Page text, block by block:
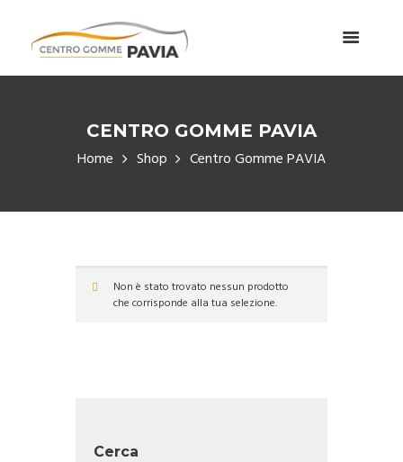
CENTRO GOMME PAVIA
Home Shop Centro Gomme PAVIA
Non è stato trovato nessun prodotto
che corrisponde alla tua selezione.
Cerca